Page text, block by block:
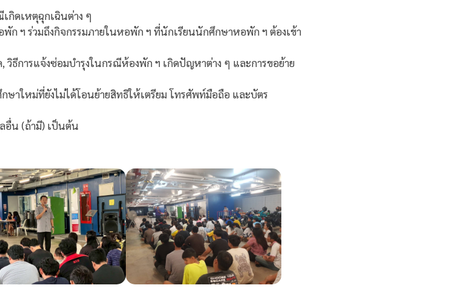
กิดเหตุฉุกเฉินต่าง ๆ
ฯ ร่วมถึงกิจกรรมภายในหอพัก ฯ ที่นักเรียนนักศึกษาหอพัก ฯ ต้องเข้า
ธีการแจ้งซ่อมบำรุงในกรณีห้องพัก ฯ เกิดปัญหาต่าง ๆ และการขอย้าย
ษาใหม่ที่ยังไม่ได้โอนย้ายสิทธิให้เตรียม โทรศัพท์มือถือ และบัตร
อื่น (ถ้ามี) เป็นต้น